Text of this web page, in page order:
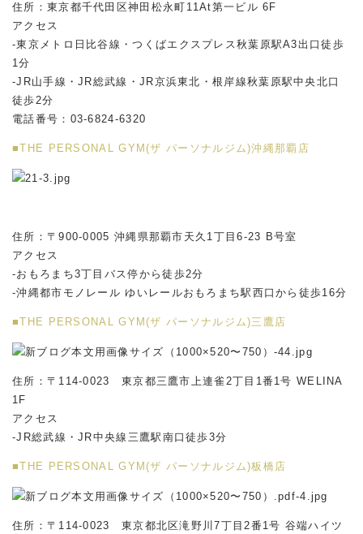
住所：東京都千代田区神田松永町11At第一ビル 6F
アクセス
-東京メトロ日比谷線・つくばエクスプレス秋葉原駅A3出口徒歩
1分
-JR山手線・JR総武線・JR京浜東北・根岸線秋葉原駅中央北口
徒歩2分
電話番号：03-6824-6320
■THE PERSONAL GYM(ザ パーソナルジム)沖縄那覇店
住所：〒900-0005 沖縄県那覇市天久1丁目6-23 B号室
アクセス
-おもろまち3丁目バス停から徒歩2分
-沖縄都市モノレール ゆいレールおもろまち駅西口から徒歩16分
■THE PERSONAL GYM(ザ パーソナルジム)三鷹店
住所：〒114-0023 東京都三鷹市上連雀2丁目1番1号 WELINA
1F
アクセス
-JR総武線・JR中央線三鷹駅南口徒歩3分
■THE PERSONAL GYM(ザ パーソナルジム)板橋店
住所：〒114-0023 東京都北区滝野川7丁目2番1号 谷端ハイツ